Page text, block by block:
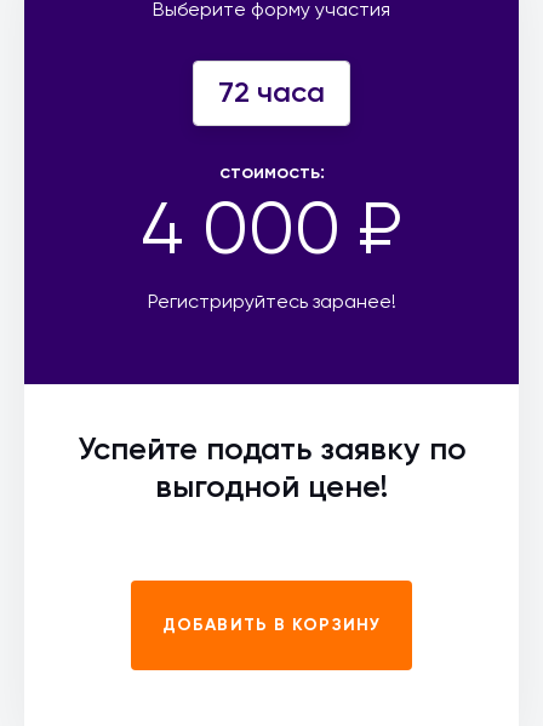
Выберите форму участия
72 часа
стоимость:
4 000 ₽
Регистрируйтесь заранее!
Успейте подать заявку по
выгодной цене!
ДОБАВИТЬ В КОРЗИНУ